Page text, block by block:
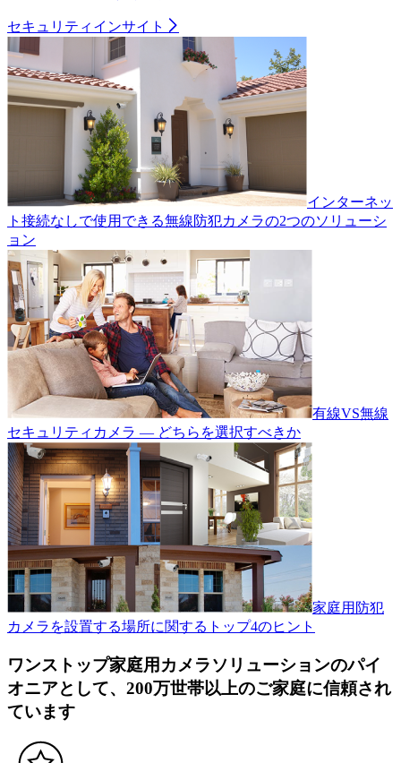
セキュリティインサイト
インターネッ
ト接続なしで使用できる無線防犯カメラの2つのソリューシ
ョン
有線VS無線
セキュリティカメラ — どちらを選択すべきか
家庭用防犯
カメラを設置する場所に関するトップ4のヒント
ワンストップ家庭用カメラソリューションのパイ
オニアとして、200万世帯以上のご家庭に信頼され
ています